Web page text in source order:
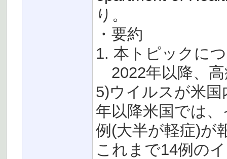
り。
・要約
1. 本トピックに
2022年以降、高
5)ウイルスが米
年以降米国では
例(大半が軽症)が
これまで14例の